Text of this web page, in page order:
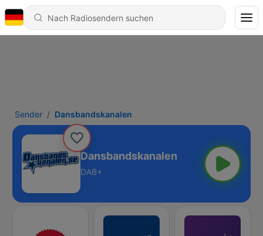
Sender Dansbandskanalen
Dansbandskanalen
DAB+